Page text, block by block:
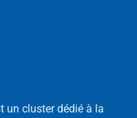
un cluster dédié à la